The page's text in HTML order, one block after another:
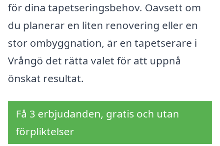
för dina tapetseringsbehov. Oavsett om
du planerar en liten renovering eller en
stor ombyggnation, är en tapetserare i
Vrångö det rätta valet för att uppnå
önskat resultat.
Få 3 erbjudanden, gratis och utan
förpliktelser